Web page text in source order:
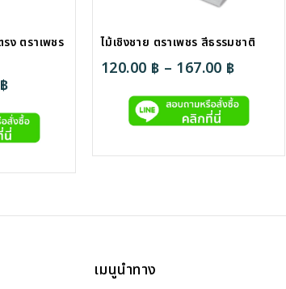
ง ตราเพชร
฿Price
range:
25.00 ฿
35.00 ฿
ไม้เชิงชาย ตราเพชร สีธรรมชาติ
120.00 ฿ – 167.00 ฿Price
range:
120.00 ฿
167.00 ฿
เมนูนำทาง